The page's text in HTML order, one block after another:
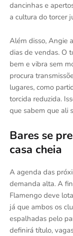
dancinhas e
a cultura do torcer
Além disso, Angie
dias de vendas. O
bem e vibra sem
procura
lugares, como
torcida reduzida.
que sabem que ali
Bares se
casa cheia
A agenda das
demanda alta. A
Flamengo deve
já que ambos os
espalhadas pelo
definirá título,